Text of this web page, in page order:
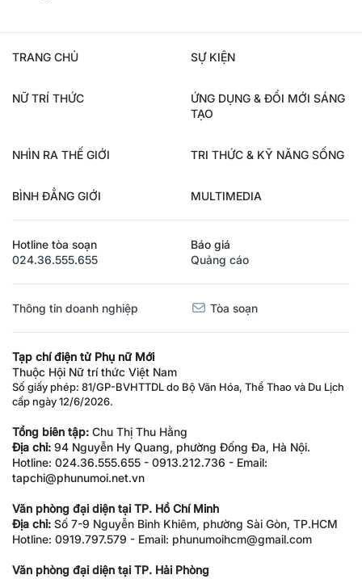
TRANG CHỦ SỰ KIỆN
NỮ TRÍ THỨC
ỨNG DỤNG & ĐỔI MỚI SÁNG
TẠO
NHÌN RA THẾ GIỚI TRI THỨC & KỸ NĂNG SỐNG
BÌNH ĐẲNG GIỚI MULTIMEDIA
Hotline tòa soạn
024.36.555.655
Báo giá
Quảng cáo
Thông tin doanh nghiệp Tòa soạn
Tạp chí điện tử Phụ nữ Mới
Thuộc Hội Nữ trí thức Việt Nam
Số giấy phép: 81/GP-BVHTTDL do Bộ Văn Hóa, Thể Thao và Du Lịch
cấp ngày 12/6/2026.
Tổng biên tập: Chu Thị Thu Hằng
Địa chỉ: 94 Nguyễn Hy Quang, phường Đống Đa, Hà Nội.
Hotline: 024.36.555.655 - 0913.212.736 - Email:
tapchi@phunumoi.net.vn
Văn phòng đại diện tại TP. Hồ Chí Minh
Địa chỉ: Số 7-9 Nguyễn Bỉnh Khiêm, phường Sài Gòn, TP.HCM
Hotline: 0919.797.579 - Email: phunumoihcm@gmail.com
Văn phòng đại diện tại TP. Hải Phòng